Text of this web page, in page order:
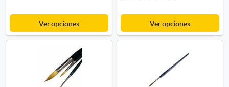
Ver opciones Ver opciones